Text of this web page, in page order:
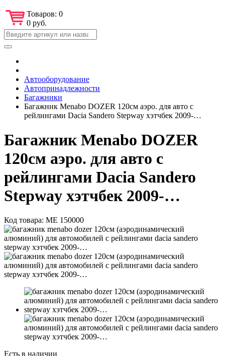
Товаров: 0
0 руб.
Автооборудование
Автопринадлежности
Багажники
Багажник Menabo DOZER 120см аэро. для авто с
рейлингами Dacia Sandero Stepway хэтчбек 2009-…
Багажник Menabo DOZER
120см аэро. для авто с
рейлингами Dacia Sandero
Stepway хэтчбек 2009-…
Код товара: ME 150000
Есть в наличии